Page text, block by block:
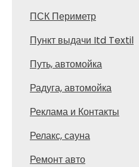
ПСК Периметр
Пункт выдачи Itd Textil
Путь, автомойка
Радуга, автомойка
Реклама и Контакты
Релакс, сауна
Ремонт авто